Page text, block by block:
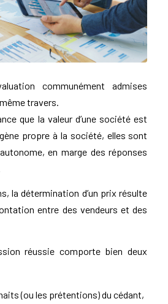
communément admises
travers.
que la valeur d’une société est
propre à la société, elles sont
en marge des réponses
la détermination d’un prix résulte
entre des vendeurs et des
réussie comporte bien deux
(ou les prétentions) du cédant,